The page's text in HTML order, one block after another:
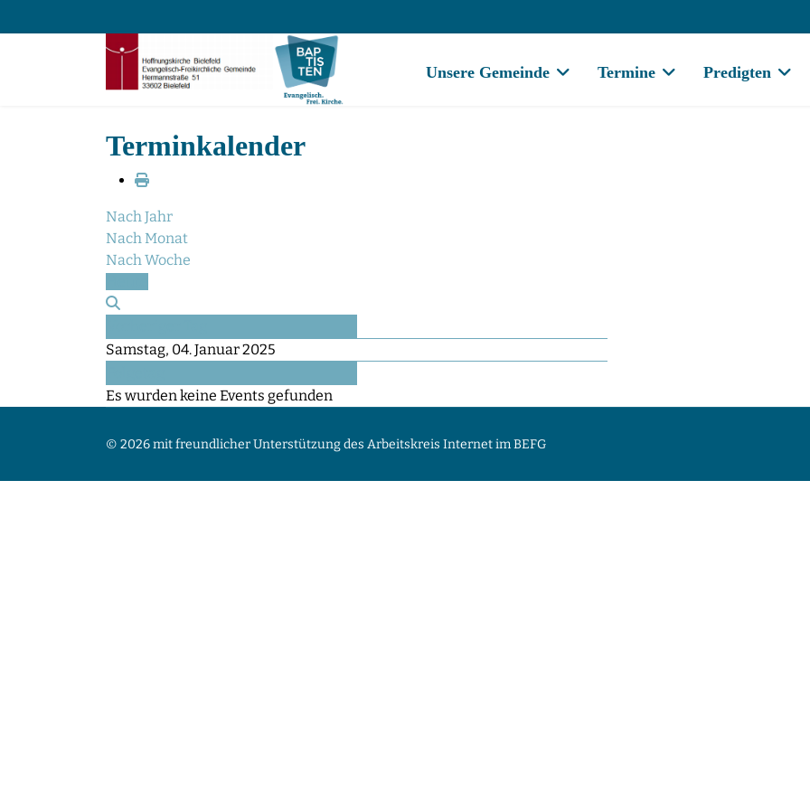
Unsere Gemeinde Termine Predigten
Terminkalender
Nach Jahr
Nach Monat
Nach Woche
Samstag, 04. Januar 2025
Es wurden keine Events gefunden
© 2026 mit freundlicher Unterstützung des Arbeitskreis Internet im BEFG